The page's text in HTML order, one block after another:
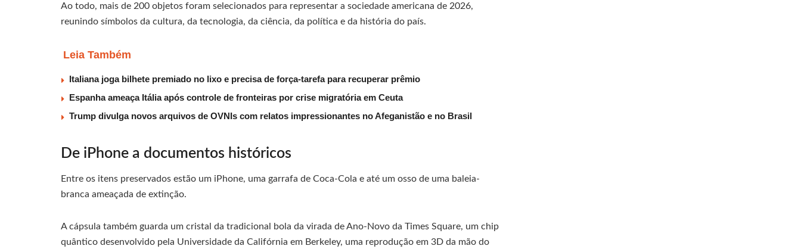
Ao todo, mais de 200 objetos foram selecionados para representar a sociedade americana de 2026,
reunindo símbolos da cultura, da tecnologia, da ciência, da política e da história do país.
Leia Também
Italiana joga bilhete premiado no lixo e precisa de força-tarefa para recuperar prêmio
Espanha ameaça Itália após controle de fronteiras por crise migratória em Ceuta
Trump divulga novos arquivos de OVNIs com relatos impressionantes no Afeganistão e no Brasil
De iPhone a documentos históricos
Entre os itens preservados estão um iPhone, uma garrafa de Coca-Cola e até um osso de uma baleia-
branca ameaçada de extinção.
A cápsula também guarda um cristal da tradicional bola da virada de Ano-Novo da Times Square, um chip
quântico desenvolvido pela Universidade da Califórnia em Berkeley, uma reprodução em 3D da mão do